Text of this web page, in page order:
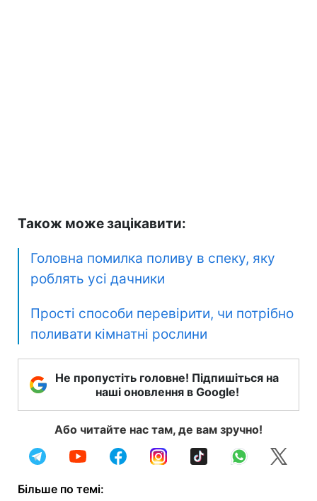
Також може зацікавити:
Головна помилка поливу в спеку, яку
роблять усі дачники
Прості способи перевірити, чи потрібно
поливати кімнатні рослини
Не пропустіть головне! Підпишіться на
наші оновлення в Google!
Або читайте нас там, де вам зручно!
Більше по темі: